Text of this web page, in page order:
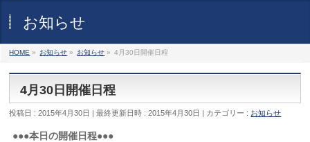
お知らせ
HOME » お知らせ » お知らせ » 4月30日開催日程
4月30日開催日程
投稿日 : 2015年4月30日 最終更新日時 : 2015年4月30日 カテゴリー : お知らせ
●●●本日の開催日程●●●